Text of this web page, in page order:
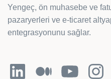
Yengeç, ön muhasebe ve
pazaryerleri ve e-ticaret
entegrasyonunu sağlar.
LinkedInOrta YouTube